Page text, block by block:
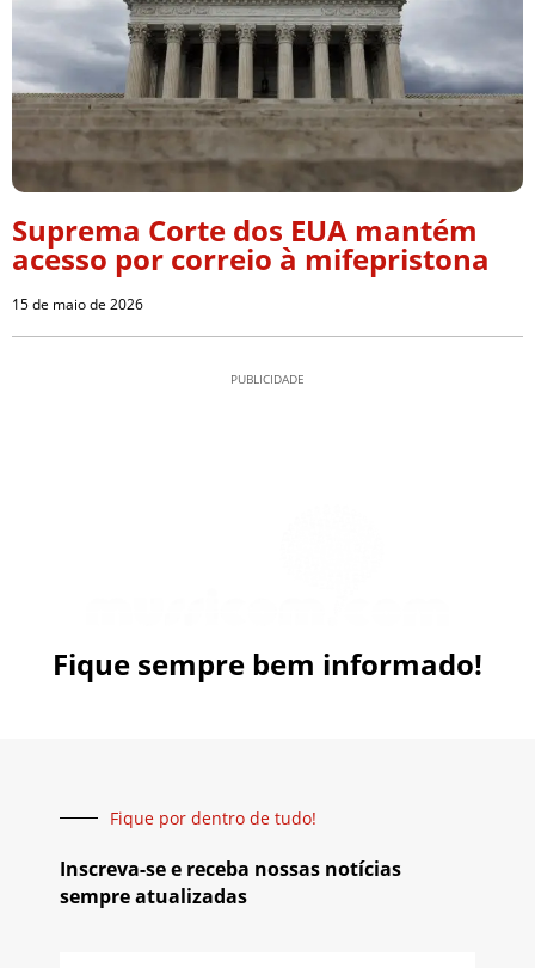
Suprema Corte dos EUA mantém
acesso por correio à mifepristona
15 de maio de 2026
PUBLICIDADE
Fique sempre bem informado!
Fique por dentro de tudo!
Inscreva-se e receba nossas notícias
sempre atualizadas